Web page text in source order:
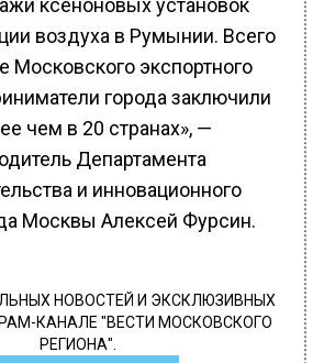
ксеноновых установок
воздуха в Румынии. Всего
Московского экспортного
города заключили
чем в 20 странах», —
Департамента
и инновационного
Москвы Алексей Фурсин.
НОВОСТЕЙ И ЭКСКЛЮЗИВНЫХ
КАНАЛЕ "ВЕСТИ МОСКОВСКОГО
РЕГИОНА".